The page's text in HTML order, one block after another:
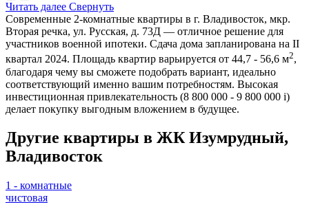
Читать далее Свернуть
Современные 2-комнатные квартиры в г. Владивосток, мкр.
Вторая речка, ул. Русская, д. 73Д — отличное решение для
участников военной ипотеки. Сдача дома запланирована на II
квартал 2024. Площадь квартир варьируется от 44,7 - 56,6 м2,
благодаря чему вы сможете подобрать вариант, идеально
соответствующий именно вашим потребностям. Высокая
инвестиционная привлекательность (8 800 000 - 9 800 000 i)
делает покупку выгодным вложением в будущее.
Другие квартиры в ЖК Изумрудный,
Владивосток
1 - комнатные
чистовая